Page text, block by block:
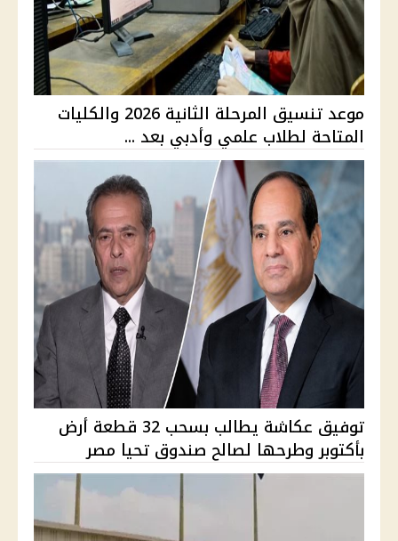
موعد تنسيق المرحلة الثانية 2026 والكليات
المتاحة لطلاب علمي وأدبي بعد ...
توفيق عكاشة يطالب بسحب 32 قطعة أرض
بأكتوبر وطرحها لصالح صندوق تحيا مصر